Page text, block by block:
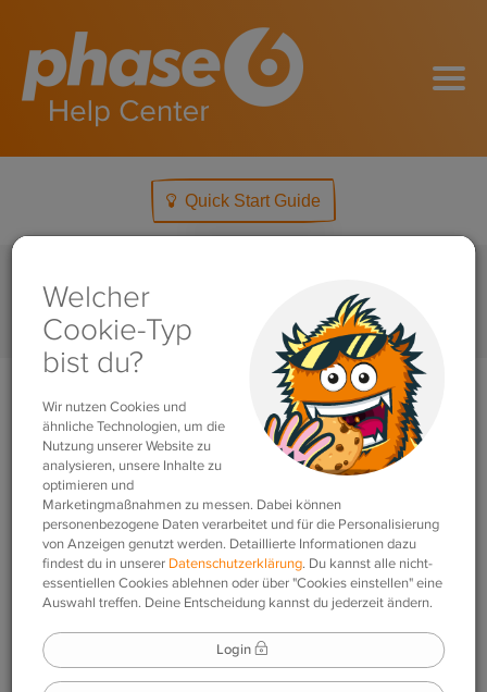
Quick Start Guide
Search
Mein Lerncenter – Übersicht
Damit du dich in unseren Apps zurecht findest, benutzen
wir verschiedene Zeichen und Symbole. Hier findest du
einen kleinen Überblick.
Web-App
Mobile-App